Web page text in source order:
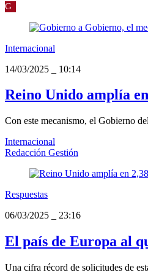
G
Internacional
14/03/2025
10:14
Reino Unido amplía
Con este mecanismo, el Gobierno
Internacional
Redacción Gestión
Respuestas
06/03/2025
23:16
El país de Europa al
Una cifra récord de solicitudes de